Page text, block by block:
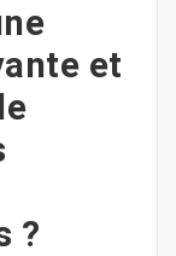
et
?